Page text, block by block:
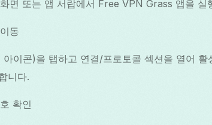
면 또는 앱 서랍에서 Free VPN Grass 앱을 실
동
아이콘)을 탭하고 연결/프로토콜 섹션을 열어
니다.
확인